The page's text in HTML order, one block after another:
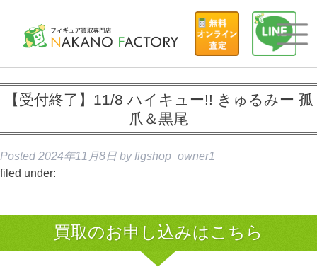
【受付終了】11/8 ハイキュー!! きゅるみー 孤
爪＆黒尾
Posted 2024年11月8日 by figshop_owner1
filed under:
買取のお申し込みはこちら